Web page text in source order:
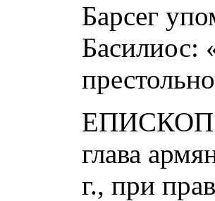
Барсег
Басилиос:
ЕПИСКОП
глава
г., при